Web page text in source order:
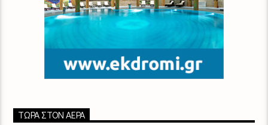
ΤΏΡΑ ΣΤΟΝ ΑΈΡΑ